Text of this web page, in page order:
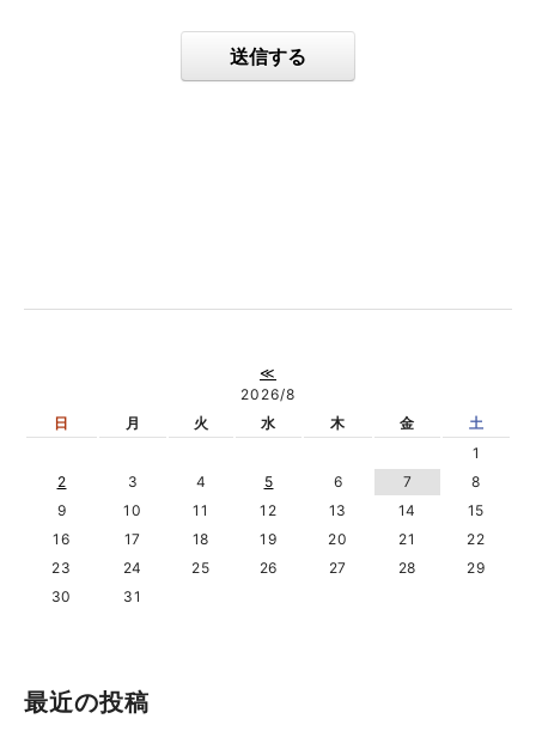
送信する
≪
2026/8
日
月 火 水 木 金
土
1
2
3 4 5 6 7
8
9
10 11 12 13 14
15
16
17 18 19 20 21
22
23
24 25 26 27 28
29
30
31
最近の投稿